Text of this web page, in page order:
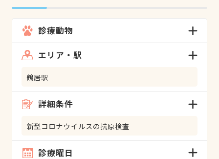
診療動物
エリア・駅
鶴居駅
詳細条件
新型コロナウイルスの抗原検査
診療曜日